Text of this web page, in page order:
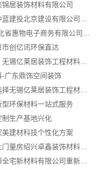
居装饰材料有限公司
创亿讯环保直达
无锡旧房硬装报价透明吗？无锡亿莱居装饰工程材料有限公司标准流程
广东鼎饰空间装饰
无锡旧房安装哪家专业？选择无锡亿莱居装饰工程材料有限公司
环保材料一站式服务
生产基地兴化
建材科技个性化方案
绍兴城区个性化家装免费上门量房绍兴卓鑫装饰材料有限公司
邯郸装修新材料，邯郸至臻全宅新材料有限公司重新定义品质